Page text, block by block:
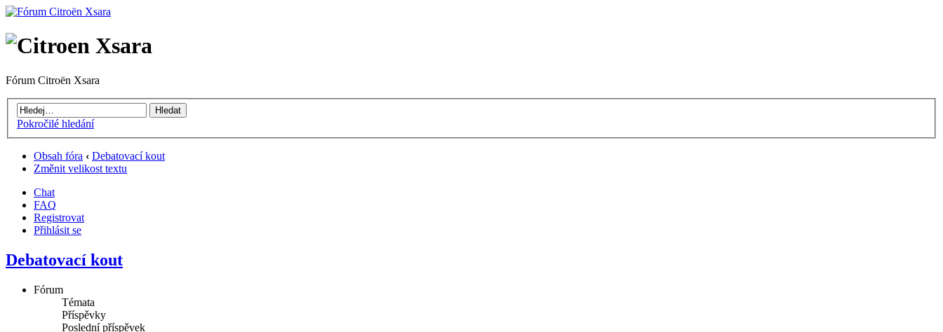
Fórum Citroën Xsara
Pokročilé hledání
Obsah fóra ‹ Debatovací kout
Změnit velikost textu
Chat
FAQ
Registrovat
Přihlásit se
Debatovací kout
Fórum
Témata
Příspěvky
Poslední příspěvek